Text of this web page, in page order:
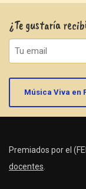
¿Te gustaría
Música Viva en
Premiados por el
docentes